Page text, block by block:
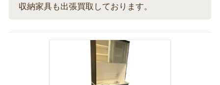
収納家具も出張買取しております。